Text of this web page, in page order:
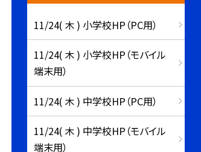
11/24( 木 ) 小学校HP（PC用）
11/24( 木 ) 小学校HP（モバイル
端末用）
11/24( 木 ) 中学校HP（PC用）
11/24( 木 ) 中学校HP（モバイル
端末用）